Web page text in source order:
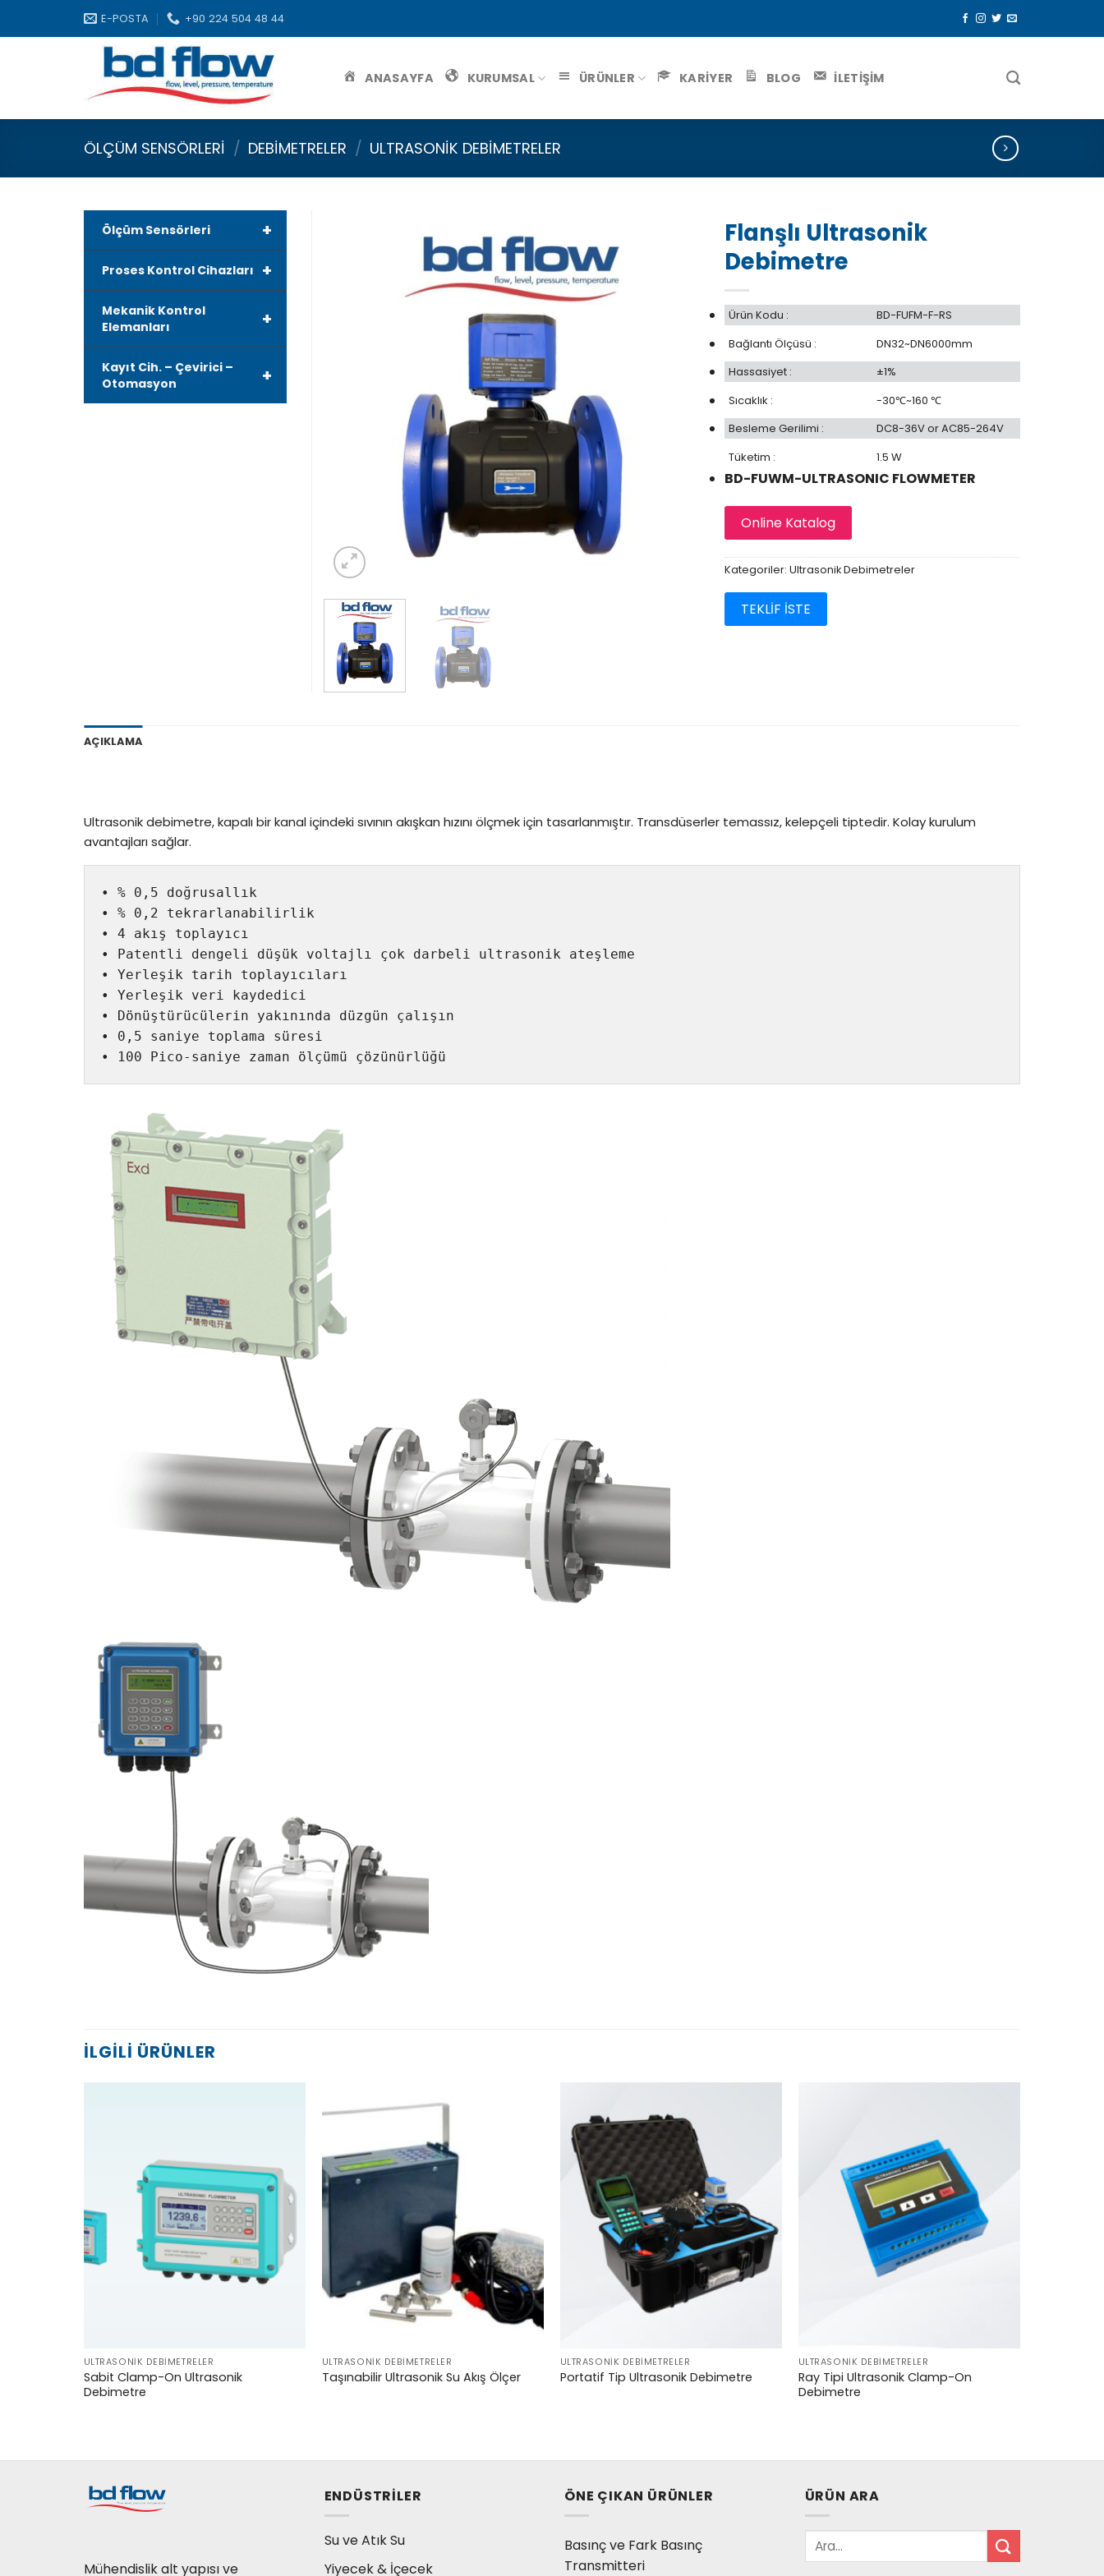
E-POSTA +90 224 504 48 44
ANASAYFA KURUMSAL ÜRÜNLER KARİYER BLOG İLETİŞİM
ÖLÇÜM SENSÖRLERI / DEBIMETRELER / ULTRASONIK DEBIMETRELER
Flanşlı Ultrasonik
Debimetre
Ürün Kodu :
BD-FUFM-F-RS
Bağlantı Ölçüsü :
DN32~DN6000mm
Hassasiyet :
±1%
Sıcaklık :
-30℃~160 ℃
Besleme Gerilimi :
DC8-36V or AC85-264V
Tüketim :
1.5 W
BD-FUWM-ULTRASONIC FLOWMETER
Online Katalog
Kategoriler: Ultrasonik Debimetreler
TEKLİF İSTE
+
Ölçüm Sensörleri
+
Proses Kontrol Cihazları
+
Mekanik Kontrol
Elemanları
+
Kayıt Cih. – Çevirici –
Otomasyon
AÇIKLAMA
Ultrasonik debimetre, kapalı bir kanal içindeki sıvının akışkan hızını ölçmek için tasarlanmıştır. Transdüserler temassız, kelepçeli tiptedir. Kolay kurulum
avantajları sağlar.
• % 0,5 doğrusallık
• % 0,2 tekrarlanabilirlik
• 4 akış toplayıcı
• Patentli dengeli düşük voltajlı çok darbeli ultrasonik ateşleme
• Yerleşik tarih toplayıcıları
• Yerleşik veri kaydedici
• Dönüştürücülerin yakınında düzgün çalışın
• 0,5 saniye toplama süresi
• 100 Pico-saniye zaman ölçümü çözünürlüğü
İLGILI ÜRÜNLER
ULTRASONIK DEBIMETRELER
Sabit Clamp-On Ultrasonik
Debimetre
ULTRASONIK DEBIMETRELER
Taşınabilir Ultrasonik Su Akış Ölçer
ULTRASONIK DEBIMETRELER
Portatif Tip Ultrasonik Debimetre
ULTRASONIK DEBIMETRELER
Ray Tipi Ultrasonik Clamp-On
Debimetre
Mühendislik alt yapısı ve
ENDÜSTRILER
Su ve Atık Su
Yiyecek & İçecek
ÖNE ÇIKAN ÜRÜNLER
Basınç ve Fark Basınç
Transmitteri
ÜRÜN ARA